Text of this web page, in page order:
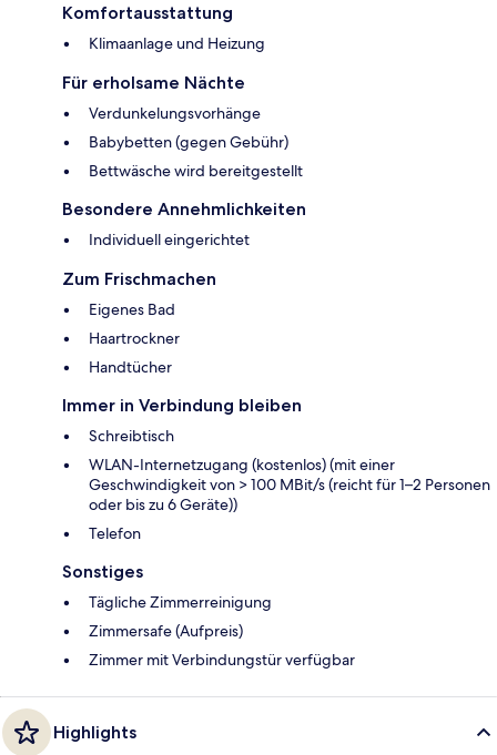
Komfortausstattung
Klimaanlage und Heizung
Für erholsame Nächte
Verdunkelungsvorhänge
Babybetten (gegen Gebühr)
Bettwäsche wird bereitgestellt
Besondere Annehmlichkeiten
Individuell eingerichtet
Zum Frischmachen
Eigenes Bad
Haartrockner
Handtücher
Immer in Verbindung bleiben
Schreibtisch
WLAN-Internetzugang (kostenlos) (mit einer
Geschwindigkeit von > 100 MBit/s (reicht für 1–2 Personen
oder bis zu 6 Geräte))
Telefon
Sonstiges
Tägliche Zimmerreinigung
Zimmersafe (Aufpreis)
Zimmer mit Verbindungstür verfügbar
Highlights